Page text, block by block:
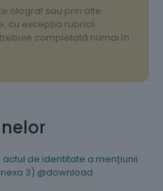
olograf sau prin alte
cu excepția rubricii
completată numai în
de identitate a mențiunii
3) @download